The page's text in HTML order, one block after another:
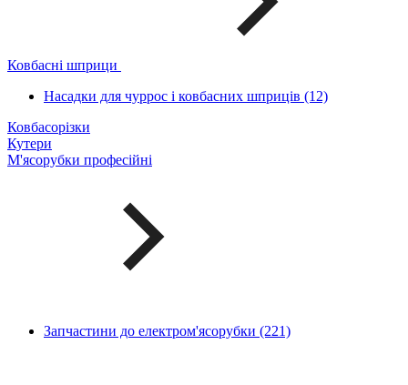
Ковбасні шприци
Насадки для чуррос і ковбасних шприців (12)
Ковбасорізки
Кутери
М'ясорубки професійні
Запчастини до електром'ясорубки (221)